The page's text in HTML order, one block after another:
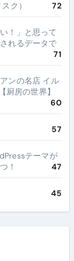
ク） 72
！」と思って
れるデータで
71
ンの名店 イル
房の世界】
60
57
テーマが
つ！
47
45